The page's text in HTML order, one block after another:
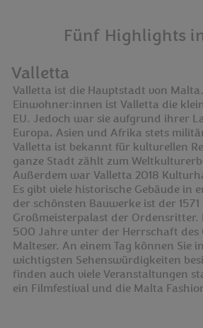
Fünf Highlights
Valletta
Valletta ist die Hauptstadt von
Einwohner:innen ist Valletta die
EU. Jedoch war sie aufgrund ihrer
Europa, Asien und Afrika stets
Valletta ist bekannt für kulturellen
ganze Stadt zählt zum
Außerdem war Valletta 2018
Es gibt viele historische Gebäude in
der schönsten Bauwerke ist der
Großmeisterpalast der Ordensritter.
500 Jahre unter der Herrschaft des
Malteser. An einem Tag können Sie
wichtigsten Sehenswürdigkeiten
finden auch viele Veranstaltungen
ein Filmfestival und die Malta